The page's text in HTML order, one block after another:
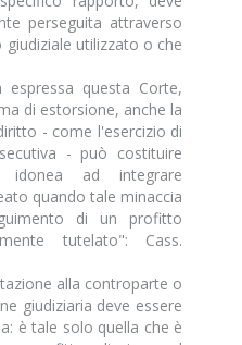
perseguita attraverso
utilizzato o che
questa Corte,
di estorsione, anche la
- come l'esercizio di
- può costituire
idonea ad integrare
quando tale minaccia
di un profitto
tutelato": Cass.
alla controparte o
giudiziaria deve essere
è tale solo quella che è